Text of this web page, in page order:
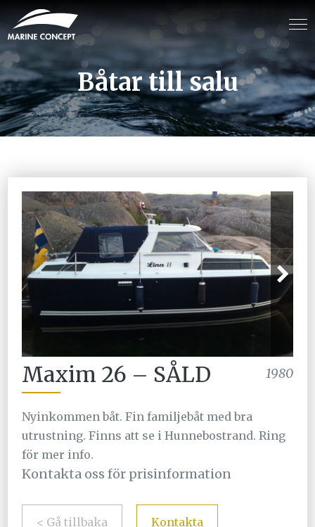
Båtar till salu
Maxim 26 – SÅLD 1980
Nyinkommen båt. Fin familjebåt med bra
utrustning. Finns att se i Hunnebostrand. Ring
för mer info.
Kontakta oss för prisinformation
< Gå tillbaka Kontakta